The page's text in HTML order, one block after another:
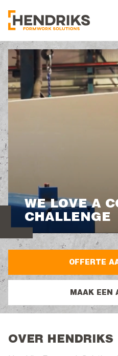
WE LOVE A
CHALLENGE
OFFERTE
MAAK EEN
OVER HENDRIKS